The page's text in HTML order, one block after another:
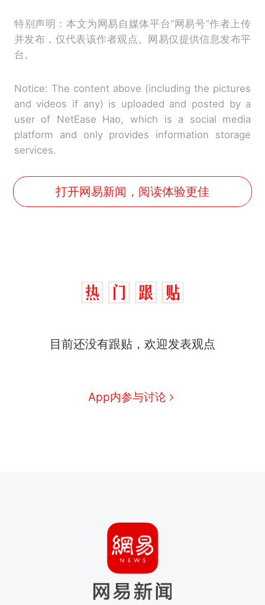
特别声明：本文为网易自媒体平台“网易号”作者上传
并发布，仅代表该作者观点。网易仅提供信息发布平
台。
Notice: The content above (including the pictures
and videos if any) is uploaded and posted by a
user of NetEase Hao, which is a social media
platform and only provides information storage
services.
打开网易新闻，阅读体验更佳
目前还没有跟贴，欢迎发表观点
App内参与讨论